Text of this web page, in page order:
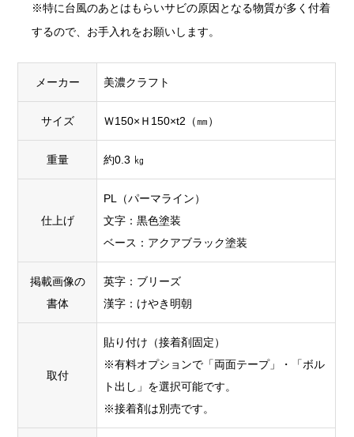
※特に台風のあとはもらいサビの原因となる物質が多く付着
するので、お手入れをお願いします。
メーカー 美濃クラフト
サイズ Ｗ150×Ｈ150×t2（㎜）
重量 約0.3 ㎏
仕上げ
PL（パーマライン）
文字：黒色塗装
ベース：アクアブラック塗装
掲載画像の
書体
英字：ブリーズ
漢字：けやき明朝
取付
貼り付け（接着剤固定）
※有料オプションで「両面テープ」・「ボル
ト出し」を選択可能です。
※接着剤は別売です。